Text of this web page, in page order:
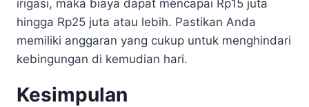
irigasi, maka biaya dapat mencapai Rp15 juta
hingga Rp25 juta atau lebih. Pastikan Anda
memiliki anggaran yang cukup untuk menghindari
kebingungan di kemudian hari.
Kesimpulan